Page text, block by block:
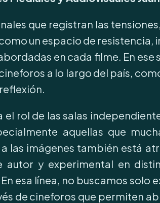
que registran las
un espacio de
en cada filme. En
a lo largo del país,
el rol de las salas
aquellas que
las imágenes también está
y experimental en
esa línea, no buscamos solo
de cineforos que permiten